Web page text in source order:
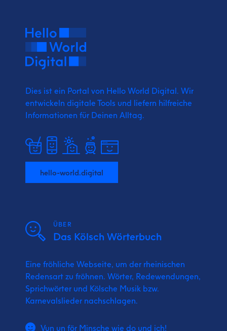
Dies ist ein Portal von Hello World Digital. Wir
entwickeln digitale Tools und liefern hilfreiche
Informationen für Deinen Alltag.
hello-world.digital
ÜBER
Das Kölsch Wörterbuch
Eine fröhliche Webseite, um der rheinischen
Redensart zu fröhnen. Wörter, Redewendungen,
Sprichwörter und Kölsche Musik bzw.
Karnevalslieder nachschlagen.
Vun un för Minsche wie do und ich!